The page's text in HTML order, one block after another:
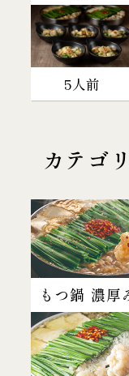
5人前
カテゴ
もつ鍋 濃厚